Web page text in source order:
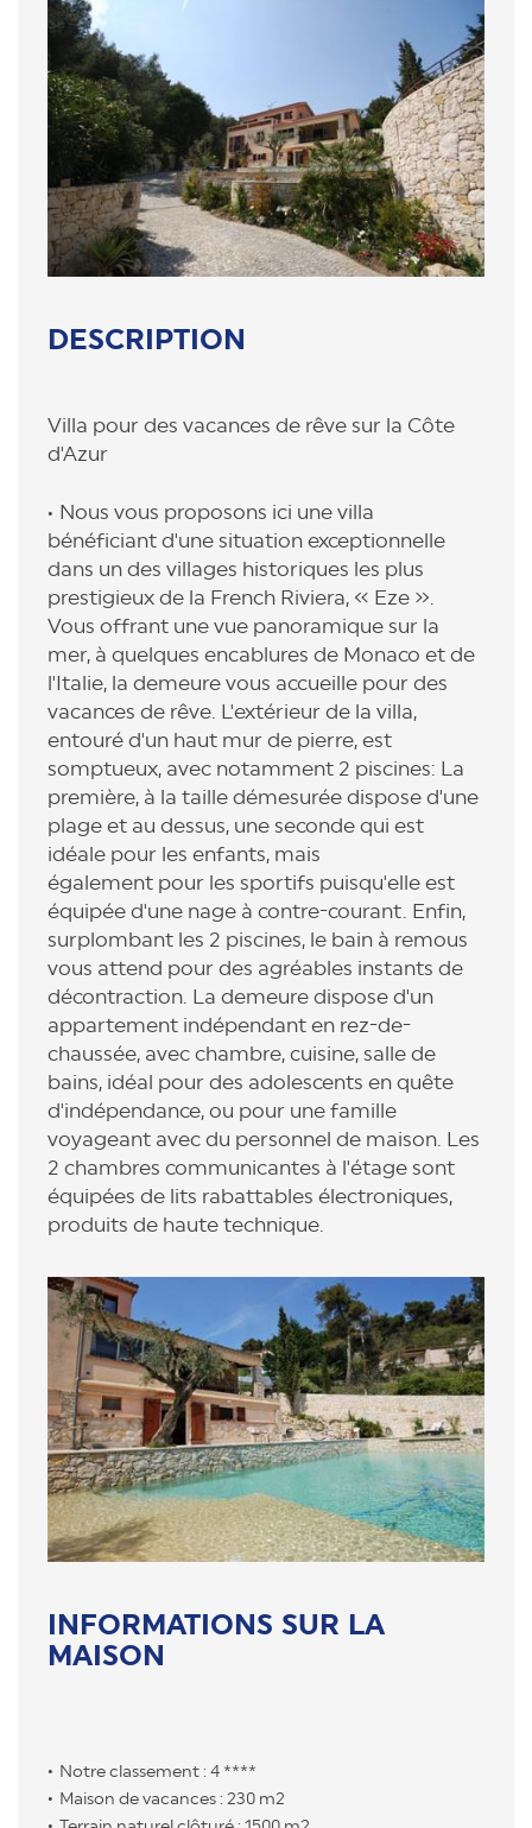
DESCRIPTION
Villa pour des vacances de rêve sur la Côte
d'Azur
Nous vous proposons ici une villa
bénéficiant d'une situation exceptionnelle
dans un des villages historiques les plus
prestigieux de la French Riviera, « Eze ».
Vous offrant une vue panoramique sur la
mer, à quelques encablures de Monaco et de
l'Italie, la demeure vous accueille pour des
vacances de rêve. L'extérieur de la villa,
entouré d'un haut mur de pierre, est
somptueux, avec notamment 2 piscines: La
première, à la taille démesurée dispose d'une
plage et au dessus, une seconde qui est
idéale pour les enfants, mais
également pour les sportifs puisqu'elle est
équipée d'une nage à contre-courant. Enfin,
surplombant les 2 piscines, le bain à remous
vous attend pour des agréables instants de
décontraction. La demeure dispose d'un
appartement indépendant en rez-de-
chaussée, avec chambre, cuisine, salle de
bains, idéal pour des adolescents en quête
d'indépendance, ou pour une famille
voyageant avec du personnel de maison. Les
2 chambres communicantes à l'étage sont
équipées de lits rabattables électroniques,
produits de haute technique.
INFORMATIONS SUR LA
MAISON
Notre classement : 4 ****
Maison de vacances : 230 m2